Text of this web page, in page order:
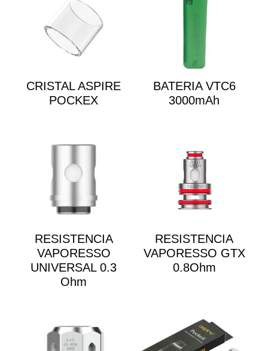
CRISTAL ASPIRE
POCKEX
BATERIA VTC6
3000mAh
RESISTENCIA
VAPORESSO
UNIVERSAL 0.3
Ohm
RESISTENCIA
VAPORESSO GTX
0.8Ohm